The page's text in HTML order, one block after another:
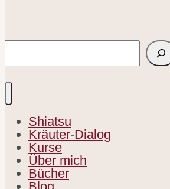
Shiatsu
Kräuter-Dialog
Kurse
Über mich
Bücher